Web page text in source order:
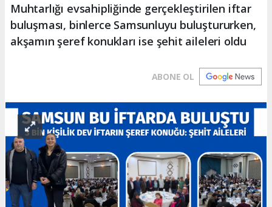
Muhtarlığı evsahipliğinde gerçekleştirilen iftar
buluşması, binlerce Samsunluyu buluştururken,
akşamın şeref konukları ise şehit aileleri oldu
ABONE OL